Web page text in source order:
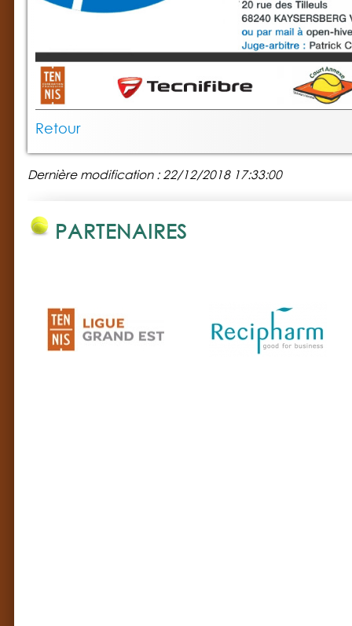
Retour
Dernière modification : 22/12/2018 17:33:00
PARTENAIRES